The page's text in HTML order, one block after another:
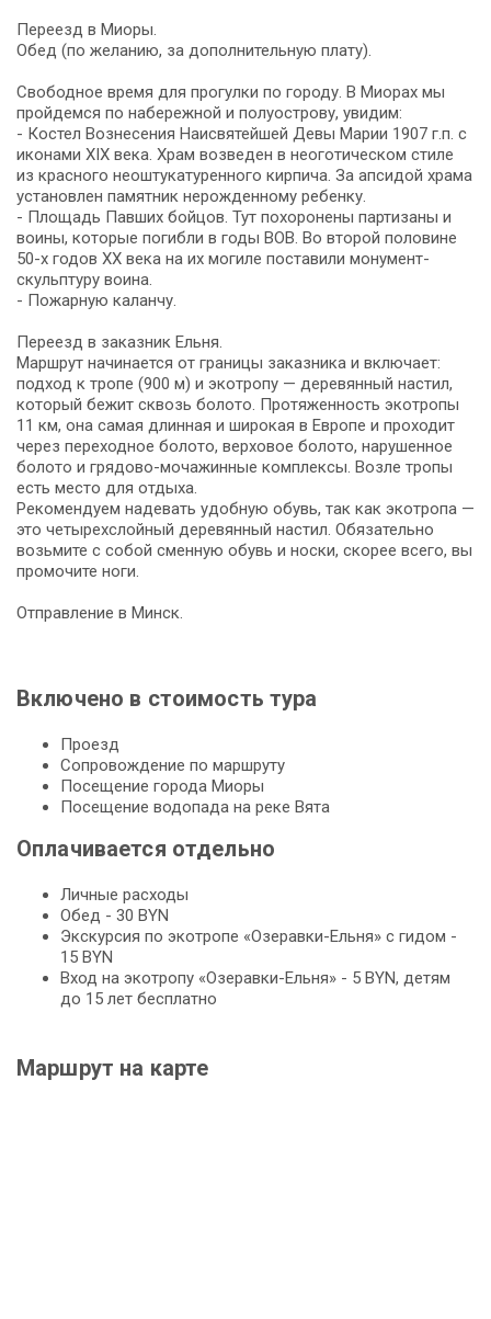
Переезд в Миоры.
Обед (по желанию, за дополнительную плату).
Свободное время для прогулки по городу. В Миорах мы
пройдемся по набережной и полуострову, увидим:
- Костел Вознесения Наи­свя­тей­шей Де­вы Ма­рии 1907 г.п. с
иконами XIX века. Храм возведен в неоготическом стиле
из красного неоштукатуренного кирпича. За апсидой храма
установлен памятник нерожденному ребенку.
- Площадь Павших бойцов. Тут похоронены партизаны и
воины, которые погибли в годы ВОВ. Во второй половине
50-х годов XX века на их могиле поставили монумент-
скульптуру воина.
- Пожарную каланчу.
Переезд в заказник Ельня.
Маршрут начинается от границы заказника и включает:
подход к тро­пе (900 м) и экотропу — деревянный настил,
который бежит сквозь болото. Протяженность экотропы
11 км, она самая длинная и широкая в Европе и проходит
через переходное болото, верховое болото, нарушенное
болото и грядово-мочажинные ком­плек­сы. Возле тропы
есть место для отдыха.
Рекомендуем надевать удобную обувь, так как экотропа —
это четырехслойный де­ре­вян­ный настил. Обязательно
возьмите с собой сменную обувь и носки, скорее всего, вы
промочите ноги.
Отправление в Минск.
Включено в стоимость тура
Проезд
Сопровождение по маршруту
Посещение города Миоры
Посещение водопада на реке Вята
Оплачивается отдельно
Личные расходы
Обед - 30 BYN
Экскурсия по экотропе «Озеравки-Ельня» с гидом -
15 BYN
Вход на экотропу «Озеравки-Ельня» - 5 BYN, детям
до 15 лет бесплатно
Маршрут на карте